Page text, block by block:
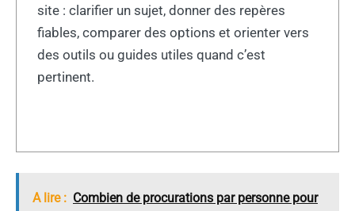
site : clarifier un sujet, donner des repères
fiables, comparer des options et orienter vers
des outils ou guides utiles quand c’est
pertinent.
A lire : Combien de procurations par personne pour